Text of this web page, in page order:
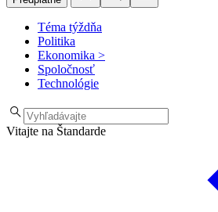
Téma týždňa
Politika
Ekonomika >
Spoločnosť
Technológie
Vitajte na Štandarde